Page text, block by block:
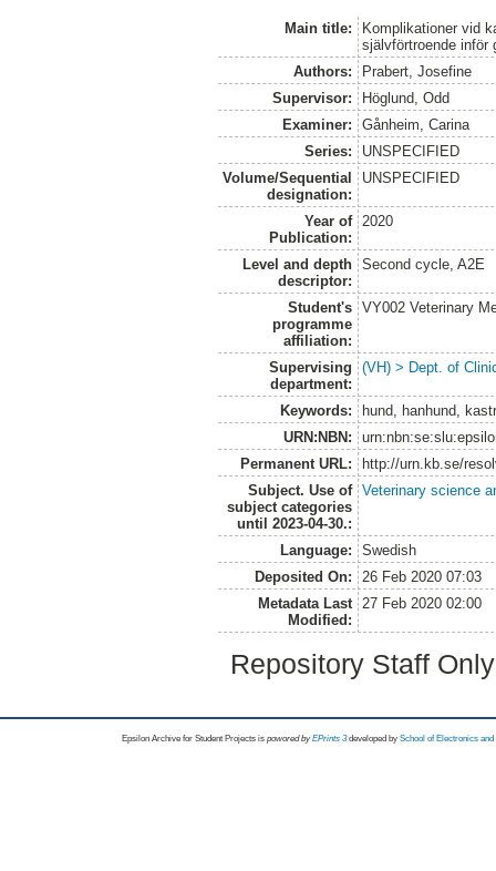
Main title:
Komplikationer vid
självförtroende inför
Authors:
Prabert, Josefine
Supervisor:
Höglund, Odd
Examiner:
Gånheim, Carina
Series:
UNSPECIFIED
Volume/Sequential
designation:
UNSPECIFIED
Year of
Publication:
2020
Level and depth
descriptor:
Second cycle, A2E
Student's
programme
affiliation:
VY002 Veterinary
Supervising
department:
(VH) > Dept. of
Keywords:
hund, hanhund,
URN:NBN:
Permanent URL:
http://urn.kb.se/
Subject. Use of
subject categories
until 2023-04-30.:
Veterinary science
Language:
Swedish
Deposited On:
26 Feb 2020 07:03
Metadata Last
Modified:
27 Feb 2020 02:00
Repository Staff
Epsilon Archive for Student Projects is powored byEPrints 3 developed by School of Electronics